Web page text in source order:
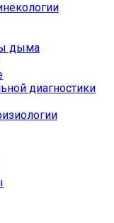
дыма
диагностики